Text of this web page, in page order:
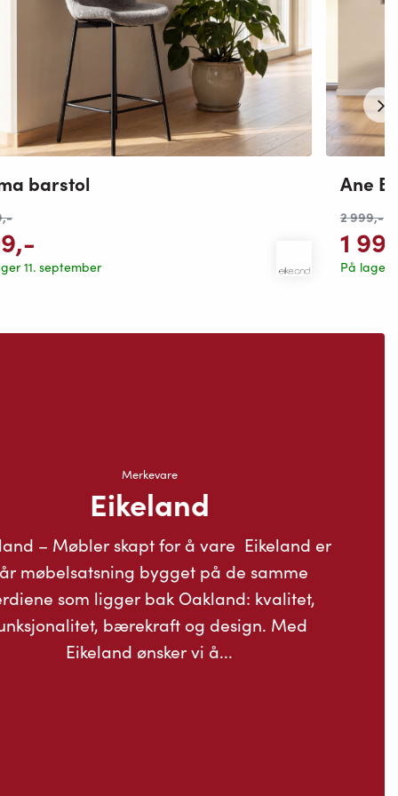
barstol
,-
,-
11. september
Ane
2 999,-
1
På lager
Merkevare
Eikeland
– Møbler skapt for å vare Eikeland er
møbelsatsning bygget på de samme
som ligger bak Oakland: kvalitet,
bærekraft og design. Med
Eikeland ønsker vi å...